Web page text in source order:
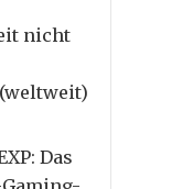
nicht
Das